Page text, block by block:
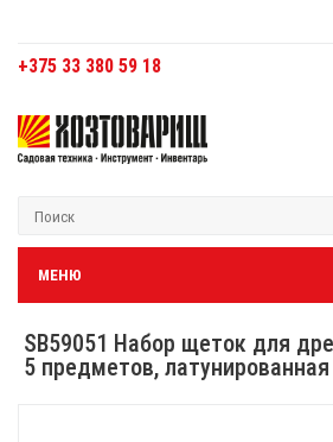
+375 33 380 59 18
МЕНЮ
SB59051 Набор щеток для
5 предметов,